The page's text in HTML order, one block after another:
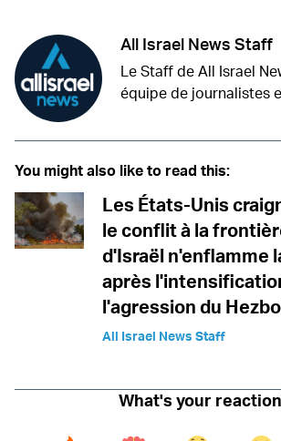
All Israel News Staff
Le Staff de All Israel
équipe de journalistes
You might also like to read this:
Les États-Unis
le conflit à la
d'Israël n'enflamme
après
l'agression du
All Israel News Staff